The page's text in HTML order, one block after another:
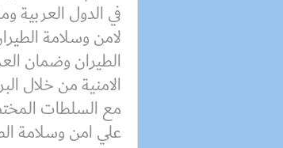
في الدول العربية
لامن وسلامة
الطيران وضمان
الامنية من خلال
مع السلطات
علي امن وسلامة